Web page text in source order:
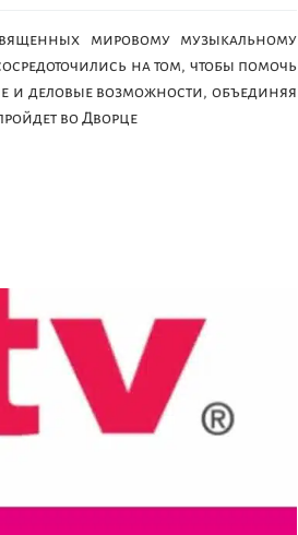
мировому музыкальному
на том, чтобы помочь
и деловые возможности, объединяя
во Дворце